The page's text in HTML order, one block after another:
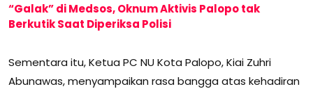
“Galak” di Medsos, Oknum Aktivis Palopo tak
Berkutik Saat Diperiksa Polisi
Sementara itu, Ketua PC NU Kota Palopo, Kiai Zuhri
Abunawas, menyampaikan rasa bangga atas kehadiran